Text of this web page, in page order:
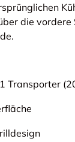
die vordere
Transporter